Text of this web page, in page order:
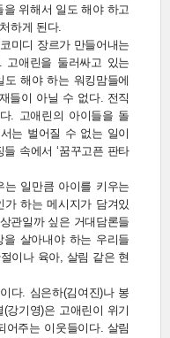
위해서 일도 해야 하고
하게 된다.
미디 장르가 만들어내는
고애린을 둘러싸고 있는
해야 하는 워킹맘들에
들이 아닐 수 없다. 전직
. 고애린의 아이들을 돌
는 벌어질 수 없는 일이
속에서 ‘꿈꾸고픈 판타
일만큼 아이를 키우는
가 하는 메시지가 담겨있
관일까 싶은 거대담론들
살아내야 하는 우리들
이나 육아, 살림 같은 현
다. 심은하(김여진)나 봉
강기영)은 고애린이 위기
어주는 이웃들이다. 살림